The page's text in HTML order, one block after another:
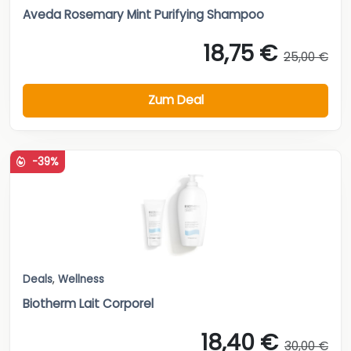
Aveda Rosemary Mint Purifying Shampoo
18,75 € 25,00 €
Zum Deal
-39%
Deals, Wellness
Biotherm Lait Corporel
18,40 € 30,00 €